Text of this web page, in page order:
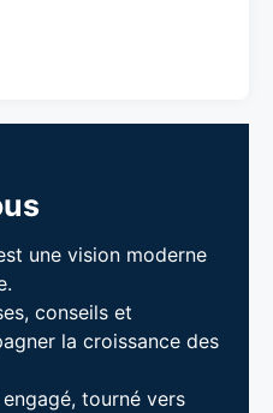
une vision moderne
conseils et
la croissance des
tourné vers